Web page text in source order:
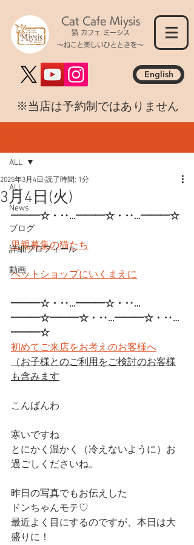
Cat Cafe Miysis
猫 カフェ ミーシス
～ねこと楽しいひとときを～
English
​※当店は予約制ではありません
ALL
News
ブログ
詳細プロフィール
動画
ALL
3月4日(火)
2025年3月4日 読了時間: 1分
━━━☆・‥…━━━☆・‥…━━━☆
里親募集の猫たち
ペットショップにいくまえに
━━━☆・‥…━━━☆・‥…
━━━☆━━━☆・‥…━━━☆・‥…
━━━☆
初めてご来店をお考えのお客様へ
（お子様とのご利用をご検討のお客様
も含みます
こんばんわ
寒いですね
とにかく温かく（冷えないように）お
過ごしくださいね。
昨日の写真でもお伝えした
ドンちゃんモテ♡
最近よく目にするのですが、本日は大
盛りに！